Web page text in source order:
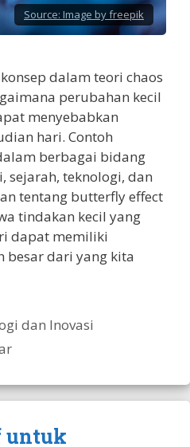
Source: Image by freepik
dalam teori chaos
perubahan kecil
menyebabkan
hari. Contoh
berbagai bidang
sejarah, teknologi, dan
tentang butterfly effect
tindakan kecil yang
dapat memiliki
besar dari yang kita
dan Inovasi
untuk